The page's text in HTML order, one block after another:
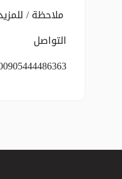
ملاحظة /
التواصل